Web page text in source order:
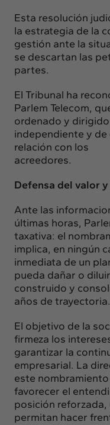
Esta resolución
la estrategia de la
gestión ante la
se descartan las
partes.
El Tribunal ha
Parlem Telecom,
ordenado y
independiente y de
relación con los
acreedores.
Defensa del valor
Ante las
últimas horas,
taxativa: el
implica, en ningún
inmediata de un
pueda dañar o
construido y
años de trayectoria.
El objetivo de la
firmeza los
garantizar la
empresarial. La
este
favorecer el
posición
permitan hacer